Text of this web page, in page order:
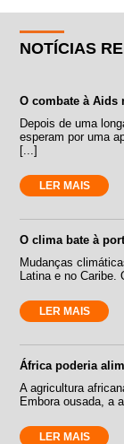
NOTÍCIAS
O combate à Aids
Depois de uma
esperam por uma
[...]
LER MAIS
O clima bate à
Mudanças
Latina e no Caribe.
LER MAIS
África poderia
A agricultura
Embora ousada, a
LER MAIS